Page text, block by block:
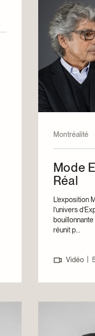
Montréalité
Mode
Réal
L’exposition
l’univers
réunit p...
Vidéo